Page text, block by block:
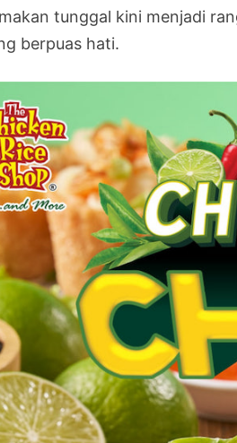
tunggal kini menjadi
berpuas hati.